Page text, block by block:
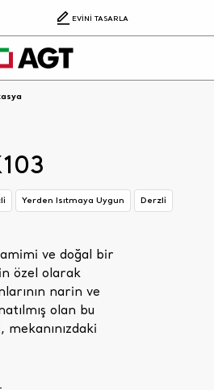
EVİNİ TASARLA
Yerden Isıtmaya Uygun
Derzli
ve doğal bir
özel olarak
narin ve
olan bu